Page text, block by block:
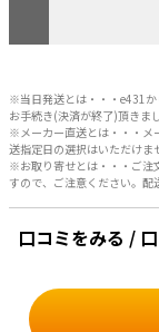
※当日発送とは・・・e431
お手続き(決済が終了)頂きま
※メーカー直送とは・・・メ
送指定日の選択はいただけま
※お取り寄せとは・・・ご注
すので、ご注意ください。配
口コミをみる /